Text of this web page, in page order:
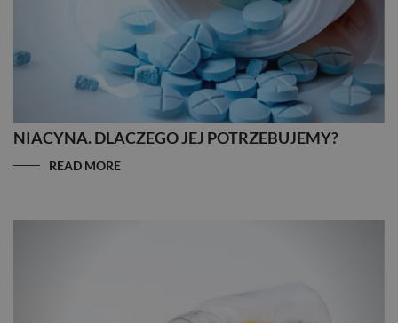
NIACYNA. DLACZEGO JEJ POTRZEBUJEMY?
READ MORE